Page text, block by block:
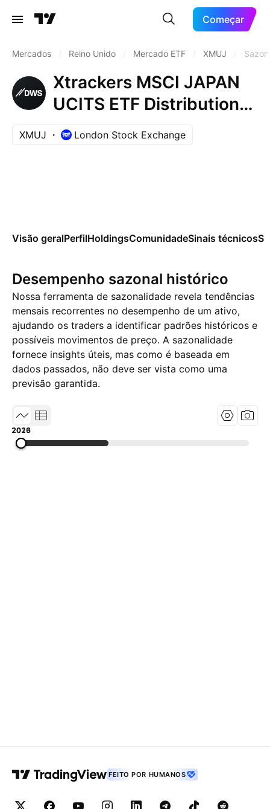
Começar
Mercados Reino Unido Mercado ETF XMUJ
Xtrackers MSCI JAPAN
UCITS ETF Distribution
2D
XMUJ London Stock Exchange
Visão geralPerfilHoldingsComunidadeSinais técnicos
Desempenho sazonal histórico
Nossa ferramenta de sazonalidade revela tendências
mensais recorrentes no desempenho de um ativo,
ajudando os traders a identificar padrões históricos e
possíveis movimentos de preço. A sazonalidade
fornece insights úteis, mas como é baseada em
dados passados, não deve ser vista como uma
previsão garantida.
2013
2019
2026
FEITO POR HUMANOS